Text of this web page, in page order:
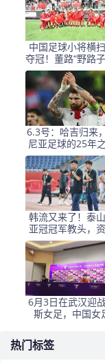
中国足球小将横
夺冠！董路“野路
开了谁的遮羞
6.3号：哈吉归来
尼亚足球的25年
解么？
韩流又来了！泰
亚冠冠军教头，
名气全面压过徐
6月3日在武汉迎
斯女足，中国女
热门标签